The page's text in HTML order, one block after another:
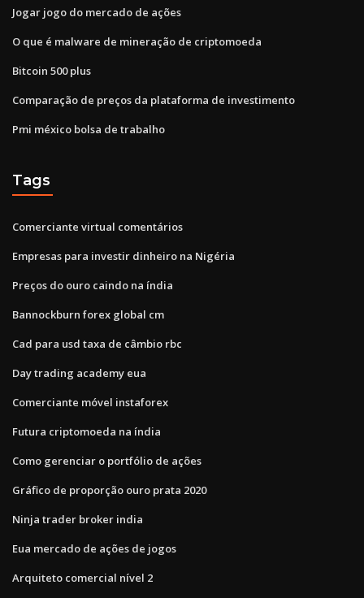
Jogar jogo do mercado de ações
O que é malware de mineração de criptomoeda
Bitcoin 500 plus
Comparação de preços da plataforma de investimento
Pmi méxico bolsa de trabalho
Tags
Comerciante virtual comentários
Empresas para investir dinheiro na Nigéria
Preços do ouro caindo na índia
Bannockburn forex global cm
Cad para usd taxa de câmbio rbc
Day trading academy eua
Comerciante móvel instaforex
Futura criptomoeda na índia
Como gerenciar o portfólio de ações
Gráfico de proporção ouro prata 2020
Ninja trader broker india
Eua mercado de ações de jogos
Arquiteto comercial nível 2